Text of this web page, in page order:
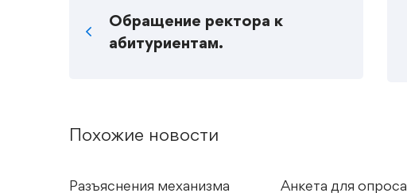
Обращение ректора к
абитуриентам.
Похожие новости
Разъяснения механизма
Анкета для опроса